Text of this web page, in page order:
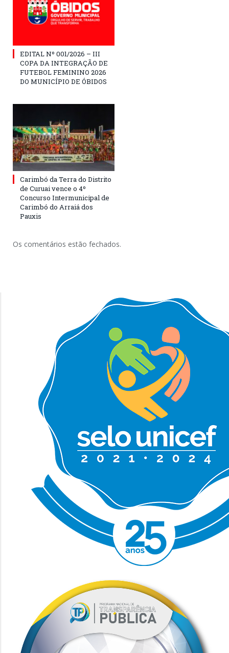
EDITAL Nº 001/2026 – III
COPA DA INTEGRAÇÃO DE
FUTEBOL FEMININO 2026
DO MUNICÍPIO DE ÓBIDOS
Carimbó da Terra do Distrito
de Curuai vence o 4º
Concurso Intermunicipal de
Carimbó do Arraiá dos
Pauxis
Os comentários estão fechados.